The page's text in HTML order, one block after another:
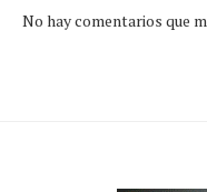
No hay comentarios que